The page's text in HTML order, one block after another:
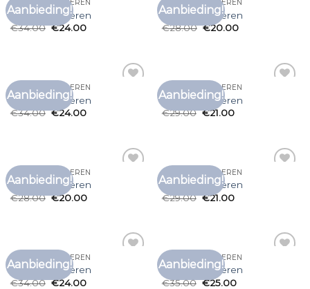
Aanbieding!
GEEL T SHIRT HEREN
geel t shirt heren
€34.00 €24.00
Aanbieding!
GEEL T SHIRT HEREN
geel t shirt heren
€28.00 €20.00
Aanbieding!
GEEL T SHIRT HEREN
geel t shirt heren
€34.00 €24.00
Aanbieding!
GEEL T SHIRT HEREN
geel t shirt heren
€29.00 €21.00
Aanbieding!
GEEL T SHIRT HEREN
geel t shirt heren
€28.00 €20.00
Aanbieding!
GEEL T SHIRT HEREN
geel t shirt heren
€29.00 €21.00
Aanbieding!
GEEL T SHIRT HEREN
geel t shirt heren
€34.00 €24.00
Aanbieding!
GEEL T SHIRT HEREN
geel t shirt heren
€35.00 €25.00